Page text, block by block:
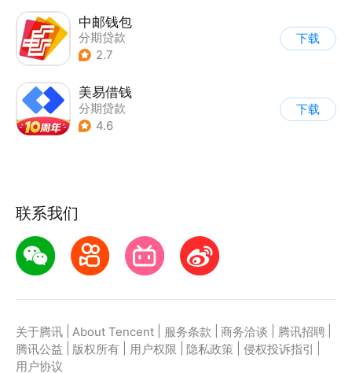
中邮钱包
分期贷款
2.7
下载
美易借钱
分期贷款
4.6
下载
联系我们
关于腾讯 About Tencent 服务条款 商务洽谈 腾讯招聘
腾讯公益
版权所有 用户权限 隐私政策 侵权投诉指引
用户协议